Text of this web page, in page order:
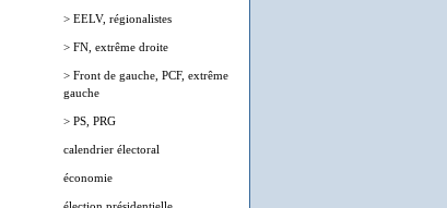
> EELV, régionalistes
> FN, extrême droite
> Front de gauche, PCF, extrême
gauche
> PS, PRG
calendrier électoral
économie